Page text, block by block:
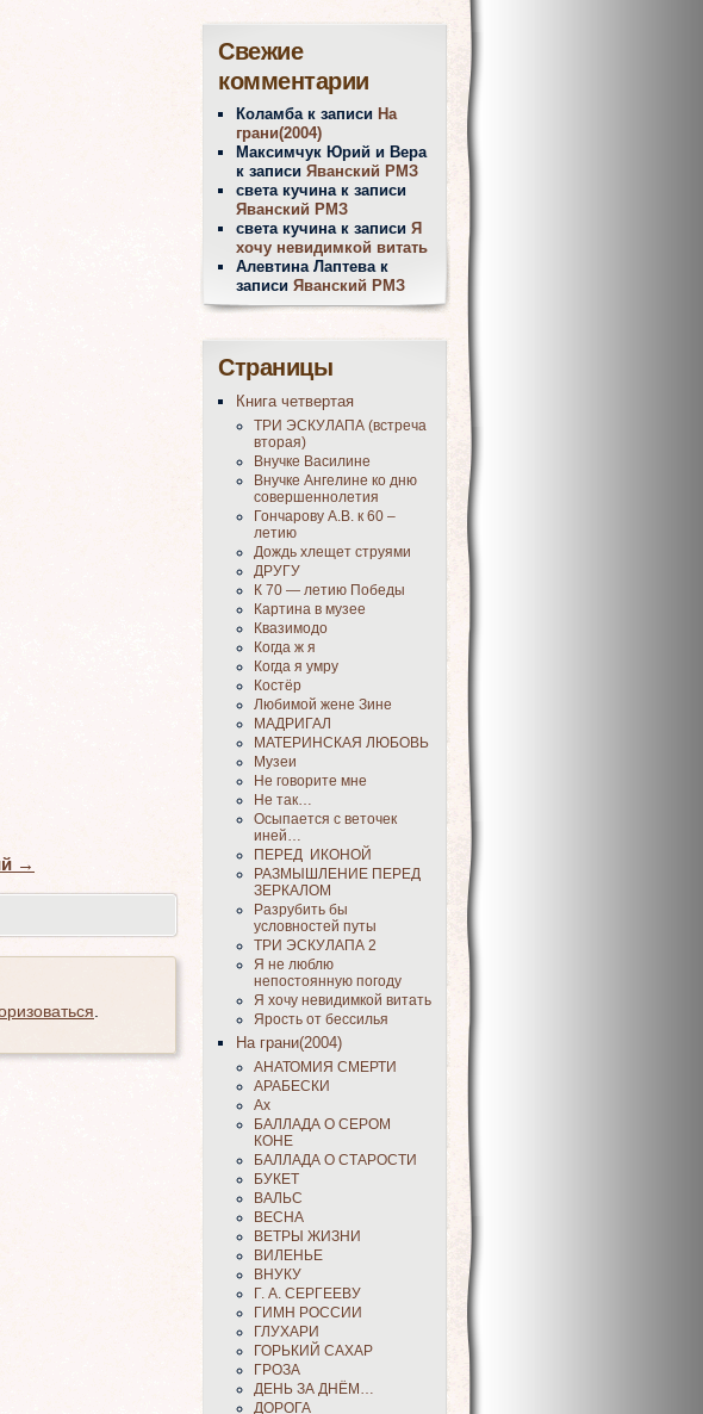
→
Свежие
комментарии
Коламбак записи На
грани(2004)
Максимчук Юрий и Вера
к записи Яванский РМЗ
света кучинак записи
Яванский РМЗ
света кучинак записи Я
хочу невидимкой витать
Алевтина Лаптевак
записи Яванский РМЗ
Страницы
Книга четвертая
ТРИ ЭСКУЛАПА (встреча
вторая)
Внучке Василине
Внучке Ангелине ко дню
совершеннолетия
Гончарову А.В. к 60 –
летию
Дождь хлещет струями
ДРУГУ
К 70 — летию Победы
Картина в музее
Квазимодо
Когда ж я
Когда я умру
Костёр
Любимой жене Зине
МАДРИГАЛ
МАТЕРИНСКАЯ ЛЮБОВЬ
Музеи
Не говорите мне
Не так…
Осыпается с веточек
иней…
ПЕРЕД ИКОНОЙ
РАЗМЫШЛЕНИЕ ПЕРЕД
ЗЕРКАЛОМ
Разрубить бы
условностей путы
ТРИ ЭСКУЛАПА 2
Я не люблю
непостоянную погоду
Я хочу невидимкой витать
Ярость от бессилья
На грани(2004)
АНАТОМИЯ СМЕРТИ
АРАБЕСКИ
Ах
БАЛЛАДА О СЕРОМ
КОНЕ
БАЛЛАДА О СТАРОСТИ
БУКЕТ
ВАЛЬС
ВЕСНА
ВЕТРЫ ЖИЗНИ
ВИЛЕНЬЕ
ВНУКУ
Г. А. СЕРГЕЕВУ
ГИМН РОССИИ
ГЛУХАРИ
ГОРЬКИЙ САХАР
ГРОЗА
ДЕНЬ ЗА ДНЁМ…
ДОРОГА